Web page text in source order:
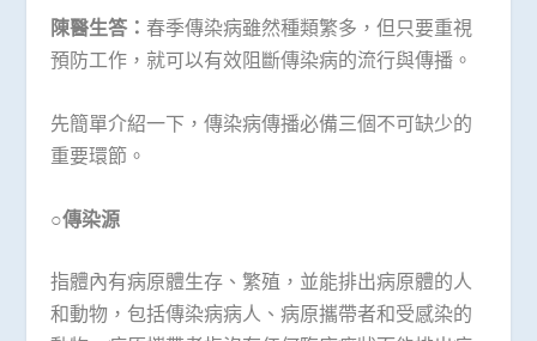
陳醫生答： 春季傳染病雖然種類繁多，但只要重視
預防工作，就可以有效阻斷傳染病的流行與傳播。
先簡單介紹一下，傳染病傳播必備三個不可缺少的
重要環節。
○傳染源
指體內有病原體生存、繁殖，並能排出病原體的人
和動物，包括傳染病病人、病原攜帶者和受感染的